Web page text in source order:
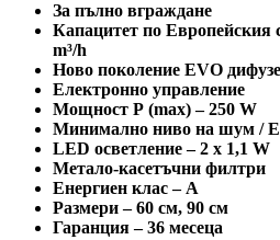
За пълно вграждане
Капацитет по Европейския
m³/h
Ново поколение EVO
Електронно управление
Мощност Р (max) – 250 W
Минимално ниво на шум /
LED осветление – 2 x 1,1 W
Mеталo-касетъчни филтри
Енергиен клас – A
Размери – 60 cм, 90 cм
Гаранция – 36 месеца